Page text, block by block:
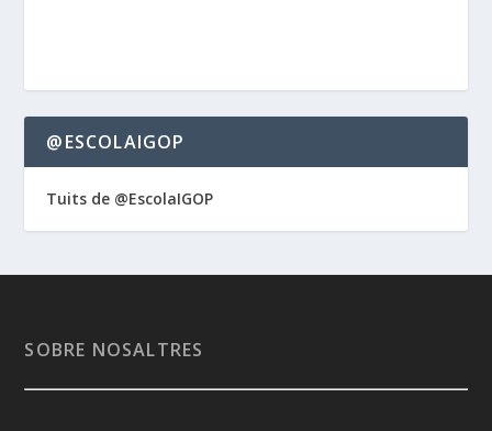
@ESCOLAIGOP
Tuits de @EscolaIGOP
SOBRE NOSALTRES